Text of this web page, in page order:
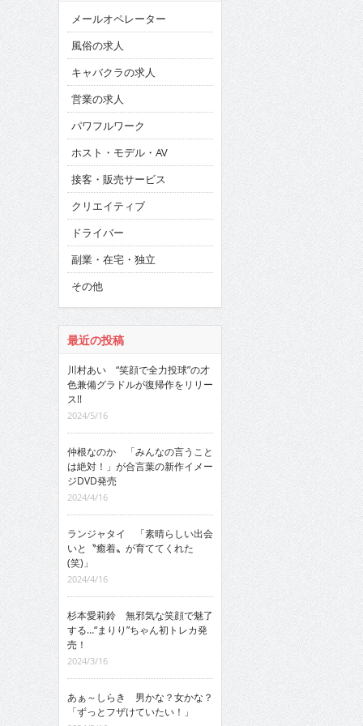
メールオペレーター
風俗の求人
キャバクラの求人
営業の求人
パワフルワーク
ホスト・モデル・AV
接客・販売サービス
クリエイティブ
ドライバー
副業・在宅・独立
その他
最近の投稿
川村あい “笑顔で全力投球”の才
色兼備グラドルが復帰作をリリー
ス!!
2024/5/16
仲根なのか 「みんなの言うこと
は絶対！」が合言葉の新作イメー
ジDVD発売
2024/4/16
ランジャタイ 「素晴らしい出会
いと〝癒着〟が育ててくれた
(笑)」
2024/4/16
杉本愛莉鈴 無邪気な笑顔で魅了
する…“まりり”ちゃん初トレカ発
売！
2024/3/16
あぁ～しらき 男かな？女かな？
「ずっとフザけていたい！」